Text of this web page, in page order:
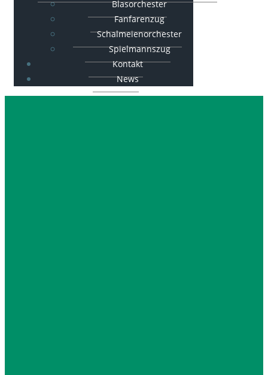
Blasorchester
Fanfarenzug
Schalmeienorchester
Spielmannszug
Kontakt
News